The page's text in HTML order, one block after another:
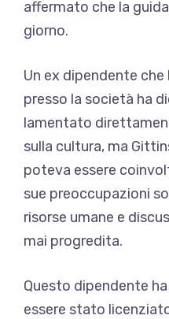
affermato che la
giorno.
Un ex dipendente
presso la società ha
lamentato
sulla cultura, ma
poteva essere
sue preoccupazioni
risorse umane e
mai progredita.
Questo dipendente
essere stato